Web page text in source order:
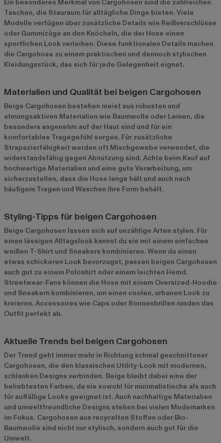
Ein besonderes Merkmal von Cargohosen sind die zahlreichen
Taschen, die Stauraum für alltägliche Dinge bieten. Viele
Modelle verfügen über zusätzliche Details wie Reißverschlüsse
oder Gummizüge an den Knöcheln, die der Hose einen
sportlichen Look verleihen. Diese funktionalen Details machen
die Cargohose zu einem praktischen und dennoch stylischen
Kleidungsstück, das sich für jede Gelegenheit eignet.
Materialien und Qualität bei beigen Cargohosen
Beige Cargohosen bestehen meist aus robusten und
atmungsaktiven Materialien wie Baumwolle oder Leinen, die
besonders angenehm auf der Haut sind und für ein
komfortables Tragegefühl sorgen. Für zusätzliche
Strapazierfähigkeit werden oft Mischgewebe verwendet, die
widerstandsfähig gegen Abnutzung sind. Achte beim Kauf auf
hochwertige Materialien und eine gute Verarbeitung, um
sicherzustellen, dass die Hose lange hält und auch nach
häufigem Tragen und Waschen ihre Form behält.
Styling-Tipps für beigen Cargohosen
Beige Cargohosen lassen sich auf unzählige Arten stylen. Für
einen lässigen Alltagslook kannst du sie mit einem einfachen
weißen T-Shirt und Sneakers kombinieren. Wenn du einen
etwas schickeren Look bevorzugst, passen beigen Cargohosen
auch gut zu einem Poloshirt oder einem leichten Hemd.
Streetwear-Fans können die Hose mit einem Oversized-Hoodie
und Sneakern kombinieren, um einen coolen, urbanen Look zu
kreieren. Accessoires wie Caps oder Sonnenbrillen runden das
Outfit perfekt ab.
Aktuelle Trends bei beigen Cargohosen
Der Trend geht immer mehr in Richtung schmal geschnittener
Cargohosen, die den klassischen Utility-Look mit modernen,
schlanken Designs verbinden. Beige bleibt dabei eine der
beliebtesten Farben, da sie sowohl für minimalistische als auch
für auffällige Looks geeignet ist. Auch nachhaltige Materialien
und umweltfreundliche Designs stehen bei vielen Modemarken
im Fokus. Cargohosen aus recycelten Stoffen oder Bio-
Baumwolle sind nicht nur stylisch, sondern auch gut für die
Umwelt.